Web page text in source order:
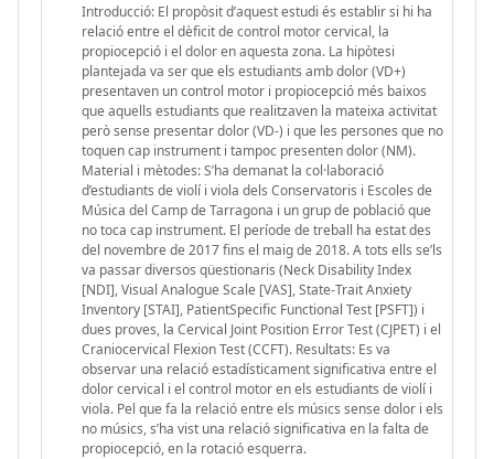
Introducció: El propòsit d’aquest estudi és establir si hi ha
relació entre el dèficit de control motor cervical, la
propiocepció i el dolor en aquesta zona. La hipòtesi
plantejada va ser que els estudiants amb dolor (VD+)
presentaven un control motor i propiocepció més baixos
que aquells estudiants que realitzaven la mateixa activitat
però sense presentar dolor (VD-) i que les persones que no
toquen cap instrument i tampoc presenten dolor (NM).
Material i mètodes: S’ha demanat la col·laboració
d’estudiants de violí i viola dels Conservatoris i Escoles de
Música del Camp de Tarragona i un grup de població que
no toca cap instrument. El període de treball ha estat des
del novembre de 2017 fins el maig de 2018. A tots ells se’ls
va passar diversos qüestionaris (Neck Disability Index
[NDI], Visual Analogue Scale [VAS], State-Trait Anxiety
Inventory [STAI], PatientSpecific Functional Test [PSFT]) i
dues proves, la Cervical Joint Position Error Test (CJPET) i el
Craniocervical Flexion Test (CCFT). Resultats: Es va
observar una relació estadísticament significativa entre el
dolor cervical i el control motor en els estudiants de violí i
viola. Pel que fa la relació entre els músics sense dolor i els
no músics, s’ha vist una relació significativa en la falta de
propiocepció, en la rotació esquerra.